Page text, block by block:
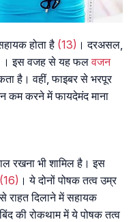
होता है (13) । दरअसल,
। इस वजह से यह फलवजन
है। वहीं, फाइबर से भरपूर
कम करने में फायदेमंद माना
रखना भी शामिल है। इस
(16) । ये दोनों पोषक तत्व उम्र
राहत दिलाने में सहायक
की रोकथाम में ये पोषक तत्व